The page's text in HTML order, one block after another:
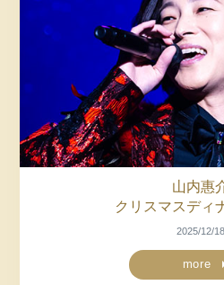
山内惠
クリスマスディ
2025/12/18
more